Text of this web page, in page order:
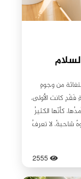
من وجوهٍ
كانت الأولى،
كأنّها الكثيرُ
شاحبةٌ، لا تعرفُ
وجوهٌ تقِفُ
اللحظات،
في الحياة…
2555